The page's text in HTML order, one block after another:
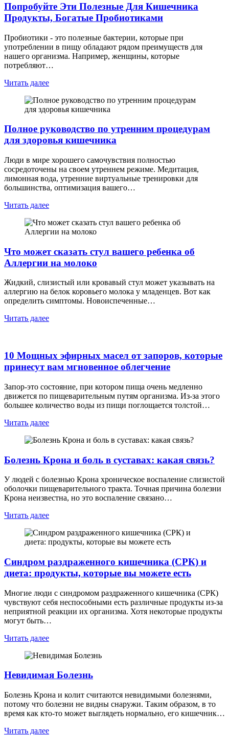
Попробуйте Эти Полезные Для Кишечника
Продукты, Богатые Пробиотиками
Пробиотики - это полезные бактерии, которые при
употреблении в пищу обладают рядом преимуществ для
нашего организма. Например, женщины, которые
потребляют…
Читать далее
Полное руководство по утренним процедурам
для здоровья кишечника
Люди в мире хорошего самочувствия полностью
сосредоточены на своем утреннем режиме. Медитация,
лимонная вода, утренние виртуальные тренировки для
большинства, оптимизация вашего…
Читать далее
Что может сказать стул вашего ребенка об
Аллергии на молоко
Жидкий, слизистый или кровавый стул может указывать на
аллергию на белок коровьего молока у младенцев. Вот как
определить симптомы. Новоиспеченные…
Читать далее
10 Мощных эфирных масел от запоров, которые
принесут вам мгновенное облегчение
Запор-это состояние, при котором пища очень медленно
движется по пищеварительным путям организма. Из-за этого
большее количество воды из пищи поглощается толстой…
Читать далее
Болезнь Крона и боль в суставах: какая связь?
У людей с болезнью Крона хроническое воспаление слизистой
оболочки пищеварительного тракта. Точная причина болезни
Крона неизвестна, но это воспаление связано…
Читать далее
Синдром раздраженного кишечника (СРК) и
диета: продукты, которые вы можете есть
Многие люди с синдромом раздраженного кишечника (СРК)
чувствуют себя неспособными есть различные продукты из-за
неприятной реакции их организма. Хотя некоторые продукты
могут быть…
Читать далее
Невидимая Болезнь
Болезнь Крона и колит считаются невидимыми болезнями,
потому что болезни не видны снаружи. Таким образом, в то
время как кто-то может выглядеть нормально, его кишечник…
Читать далее